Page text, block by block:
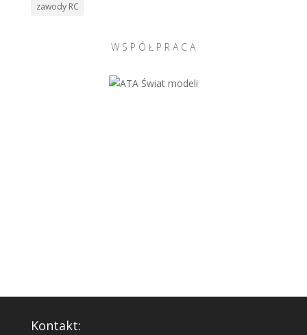
zawody RC
W S P Ó Ł P R A C A
Kontakt: